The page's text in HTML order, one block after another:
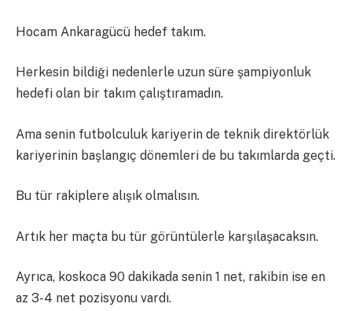
Hocam Ankaragücü hedef takım.
Herkesin bildiği nedenlerle uzun süre şampiyonluk
hedefi olan bir takım çalıştıramadın.
Ama senin futbolculuk kariyerin de teknik direktörlük
kariyerinin başlangıç dönemleri de bu takımlarda geçti.
Bu tür rakiplere alışık olmalısın.
Artık her maçta bu tür görüntülerle karşılaşacaksın.
Ayrıca, koskoca 90 dakikada senin 1 net, rakibin ise en
az 3-4 net pozisyonu vardı.